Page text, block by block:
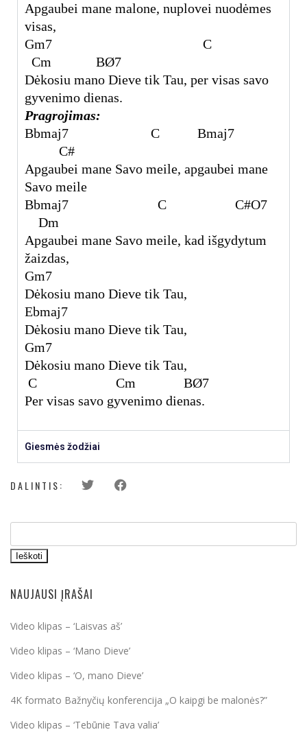
Apgaubei mane malone, nuplovei nuodėmes
visas,
Gm7 C
Cm BØ7
Dėkosiu mano Dieve tik Tau, per visas savo
gyvenimo dienas.
Pragrojimas:
Bbmaj7 C Bmaj7
C#
Apgaubei mane Savo meile, apgaubei mane
Savo meile
Bbmaj7 C C#O7
Dm
Apgaubei mane Savo meile, kad išgydytum
žaizdas,
Gm7
Dėkosiu mano Dieve tik Tau,
Ebmaj7
Dėkosiu mano Dieve tik Tau,
Gm7
Dėkosiu mano Dieve tik Tau,
C Cm BØ7
Per visas savo gyvenimo dienas.
Giesmės žodžiai
DALINTIS:
Ieškoti
NAUJAUSI ĮRAŠAI
Video klipas – ‘Laisvas aš’
Video klipas – ‘Mano Dieve’
Video klipas – ‘O, mano Dieve’
4K formato Bažnyčių konferencija „O kaipgi be malonės?”
Video klipas – ‘Tebūnie Tava valia’